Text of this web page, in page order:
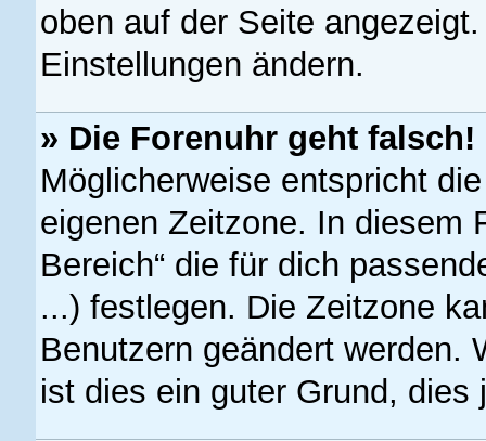
oben auf der Seite
Einstellungen ändern.
» Die Forenuhr geht falsch!
Möglicherweise entspricht
eigenen Zeitzone. In diesem
Bereich“ die für dich
...) festlegen. Die Zeitzone
Benutzern geändert werden.
ist dies ein guter Grund, dies